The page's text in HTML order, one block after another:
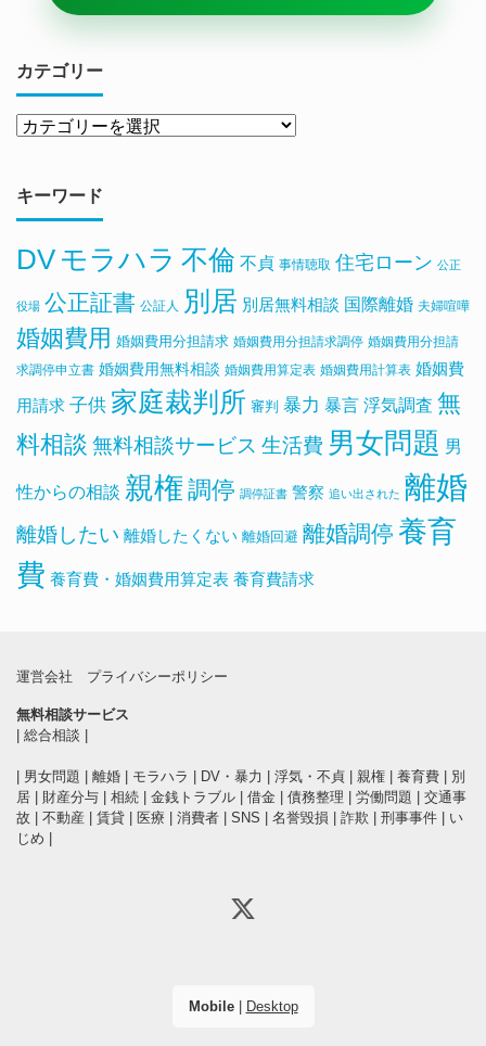
カテゴリー
キーワード
DV モラハラ 不倫 不貞 事情聴取 住宅ローン 公正
役場 公正証書 公証人 別居 別居無料相談 国際離婚 夫婦喧嘩
婚姻費用 婚姻費用分担請求 婚姻費用分担請求調停 婚姻費用分担請
求調停申立書 婚姻費用無料相談 婚姻費用算定表 婚姻費用計算表 婚姻費
用請求 子供 家庭裁判所 審判 暴力 暴言 浮気調査 無
料相談 無料相談サービス 生活費 男女問題 男
性からの相談 親権 調停 調停証書 警察 追い出された 離婚
離婚したい 離婚したくない 離婚回避 離婚調停 養育
費 養育費・婚姻費用算定表 養育費請求
運営会社 プライバシーポリシー
無料相談サービス
総合相談
男女問題 離婚 モラハラ DV・暴力 浮気・不貞 親権 養育費
別
居
財産分与 相続 金銭トラブル 借金 債務整理 労働問題
交通事
故
不動産 賃貸 医療 消費者 SNS 名誉毀損 詐欺 刑事事件
い
じめ
Mobile| Desktop